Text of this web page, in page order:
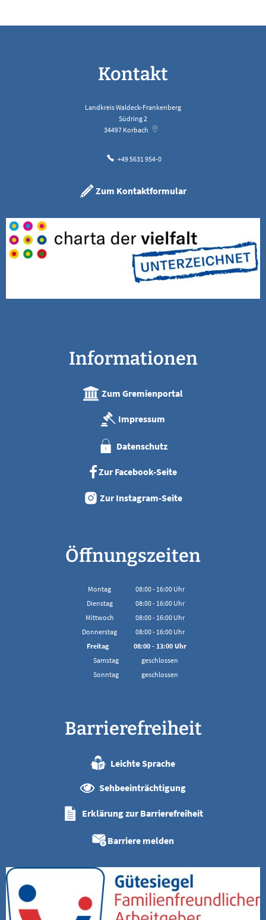
Kontakt
Landkreis Waldeck-Frankenberg
Südring 2
34497 Korbach
+49 5631 954-0
Zum Kontaktformular
Informationen
Zum Gremienportal
Impressum
Datenschutz
Zur Facebook-Seite
Zur Instagram-Seite
Öffnungszeiten
Montag 08:00- 16:00Uhr
Von 08:00 bis 16:00 Uhr
Dienstag 08:00- 16:00Uhr
Von 08:00 bis 16:00 Uhr
Mittwoch 08:00- 16:00Uhr
Von 08:00 bis 16:00 Uhr
Donnerstag 08:00- 16:00Uhr
Von 08:00 bis 16:00 Uhr
Freitag 08:00- 13:00Uhr
Samstag
geschlossen
Sonntag
geschlossen
Barrierefreiheit
Leichte Sprache
Sehbeeinträchtigung
Erklärung zur Barrierefreiheit
Barriere melden